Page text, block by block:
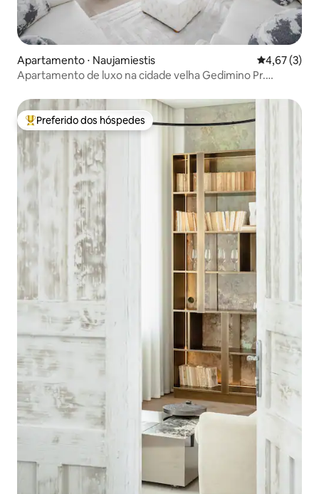
Apartamento ⋅ Naujamiestis 4,67 de
4,67 (3)
Apartamento de luxo na cidade velha Gedimino Pr.
Entre os melhores preferidos dos hóspedes
Preferido dos hóspedes